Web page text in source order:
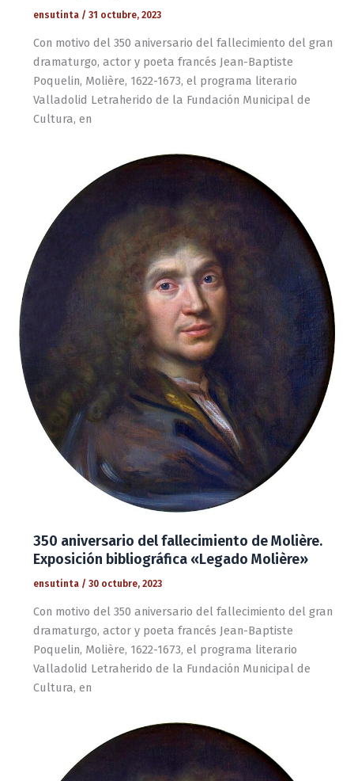
ensutinta / 31 octubre, 2023
Con motivo del 350 aniversario del fallecimiento del gran
dramaturgo, actor y poeta francés Jean-Baptiste
Poquelin, Molière, 1622-1673, el programa literario
Valladolid Letraherido de la Fundación Municipal de
Cultura, en
350 aniversario del fallecimiento de Molière.
Exposición bibliográfica «Legado Molière»
ensutinta / 30 octubre, 2023
Con motivo del 350 aniversario del fallecimiento del gran
dramaturgo, actor y poeta francés Jean-Baptiste
Poquelin, Molière, 1622-1673, el programa literario
Valladolid Letraherido de la Fundación Municipal de
Cultura, en